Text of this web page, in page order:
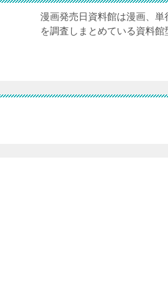
漫画発売日資料館は漫画、
を調査しまとめている資料館